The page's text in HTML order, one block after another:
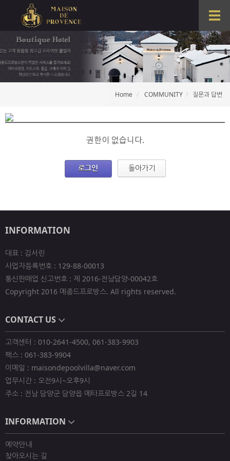
T
g
g
l
n
v
Home COMMUNITY 질문과 답변
권한이 없습니다.
로그인 돌아가기
INFORMATION
대표 : 김서린
사업자등록번호 : 129-88-00013
통신판매업 신고번호 : 제 2016-전남담양-00042호
Copyright 2016 메종드프로방스. All rights reserved.
CONTACT US
고객센터 : 010-2641-4500, 061-383-9903
팩스 : 061-383-9904
이메일 : maisondepoolvilla@naver.com
업무시간 : 오전9시~오후9시
주소 : 전남 담양군 담양읍 메타프로방스 2길 14
INFORMATION
예약안내
찾아오시는 길